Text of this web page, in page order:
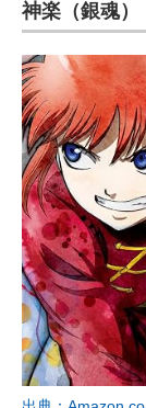
神楽（銀魂）